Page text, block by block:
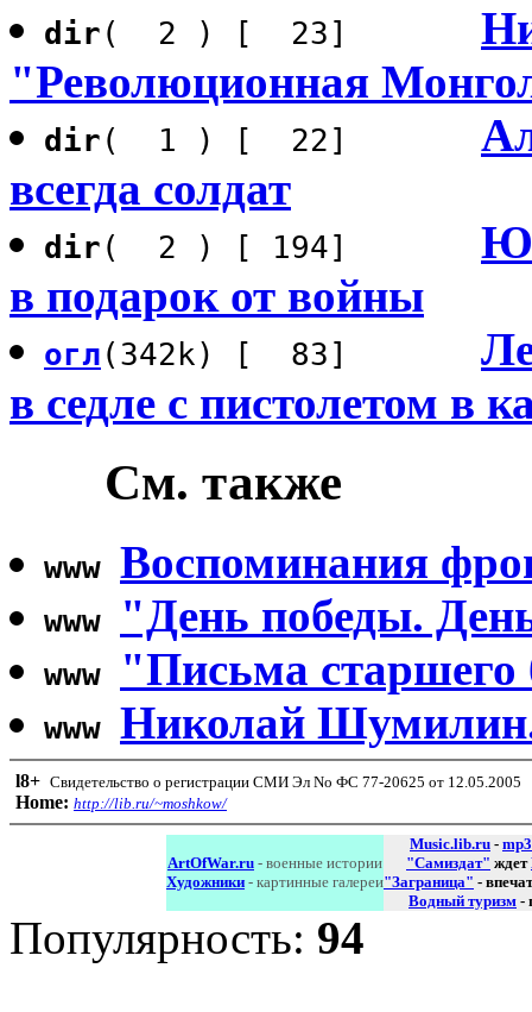
dir( 2 ) [ 23]
"Революционная
dir( 1 ) [ 22]
всегда солдат
dir( 2 ) [ 194]
в подарок от войны
огл(342k) [ 83]
в седле с пистолетом в
См. также
www Воспоминания
www "День победы.
www "Письма старшего
www Николай
l8+ Свидетельство о регистрации СМИ Эл No ФС 77-20625 от 12.05.2005
Home: http://lib.ru/~moshkow/
ArtOfWar.ru - военные истории
Художники - картинные галереи
Music.lib.ru - mp3
"Самиздат" ждет
"Заграница" -
Водный туризм -
Популярность: 94